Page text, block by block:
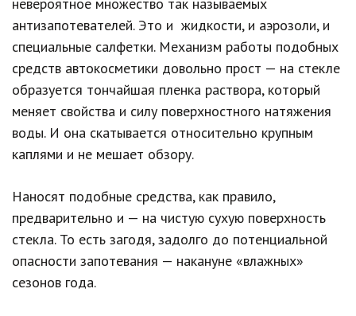
антизапотевателей. Это и жидкости, и аэрозоли, и
специальные салфетки. Механизм работы подобных
средств автокосметики довольно прост — на стекле
образуется тончайшая пленка раствора, который
меняет свойства и силу поверхностного натяжения
воды. И она скатывается относительно крупным
каплями и не мешает обзору.
Наносят подобные средства, как правило,
предварительно и — на чистую сухую поверхность
стекла. То есть загодя, задолго до потенциальной
опасности запотевания — накануне «влажных»
сезонов года.